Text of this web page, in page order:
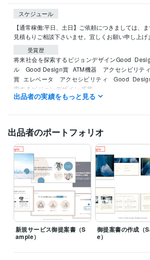
スケジュール
【通常稼働:平日、土日】ご依頼につきましては、
見積もりご相談下さいませ。宜しくお願い申し上げ
受賞歴
将来社会を探索するビジョンデザインGood
ル　Good Design賞 ATM機器　アクセシビリテ
賞 エレベータ　アクセシビリティ　Good
索するビジョンデザイン IF賞
PowerPoint:20年Word:20年Adobe Illustrator:3年
Excel:20年
得意分野
デザイン制作 PPT資料のブラッシュアップ
社内外向け講義用資料 講演会資料 事業企画書
製品PR資料
製品紹介 研修用資料
企業イベント
事業報告書
社内外説明資料
出品者の実績をもっと見る
出品者のポートフォリオ
新規サービス御提案書（S
ample）
御提案書の作成（
e）